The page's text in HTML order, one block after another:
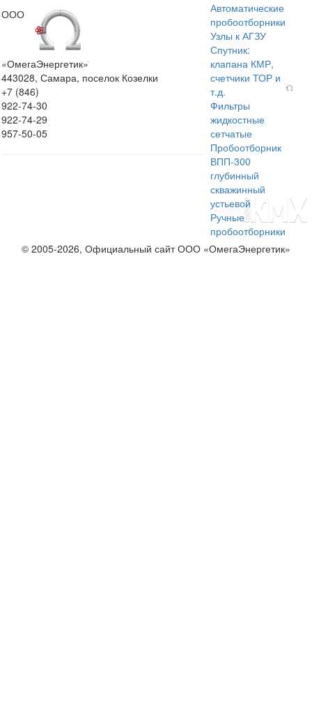
ООО
«ОмегаЭнергетик»
443028, Самара, поселок Козелки
+7 (846)
922-74-30
922-74-29
957-50-05
Автоматические
пробоотборники
Узлы к АГЗУ
Спутник:
клапана КМР,
счетчики ТОР и
т.д.
Фильтры
жидкостные
сетчатые
Пробоотборник
ВПП-300
глубинный
скважинный
устьевой
Ручные
пробоотборники
© 2005-2026, Официальный сайт ООО «ОмегаЭнергетик»